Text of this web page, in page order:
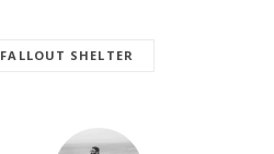
FALLOUT SHELTER